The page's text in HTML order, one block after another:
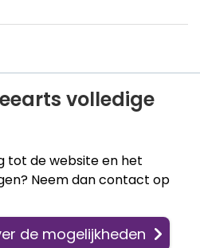
volledige
tot de website en het
Neem dan contact op
de mogelijkheden